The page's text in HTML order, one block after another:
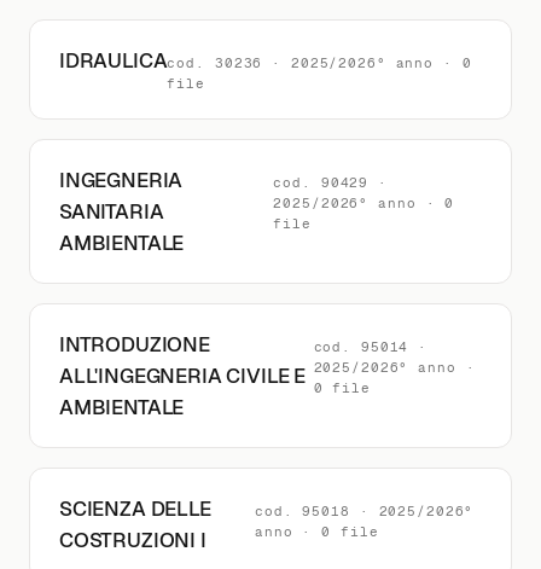
IDRAULICAcod. 30236 · 2025/2026° anno · 0
file
INGEGNERIA
SANITARIA
AMBIENTALE
cod. 90429 ·
2025/2026° anno · 0
file
INTRODUZIONE
ALL'INGEGNERIA CIVILE E
AMBIENTALE
cod. 95014 ·
2025/2026° anno ·
0 file
SCIENZA DELLE
COSTRUZIONI I
cod. 95018 · 2025/2026°
anno · 0 file